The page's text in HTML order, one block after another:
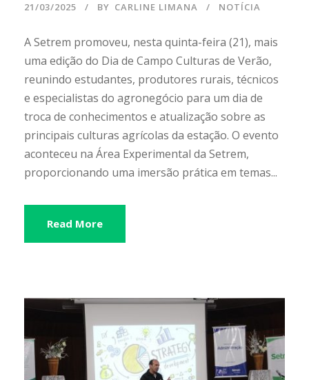
21/03/2025 BY CARLINE LIMANA NOTÍCIA
A Setrem promoveu, nesta quinta-feira (21), mais
uma edição do Dia de Campo Culturas de Verão,
reunindo estudantes, produtores rurais, técnicos
e especialistas do agronegócio para um dia de
troca de conhecimentos e atualização sobre as
principais culturas agrícolas da estação. O evento
aconteceu na Área Experimental da Setrem,
proporcionando uma imersão prática em temas...
Read More